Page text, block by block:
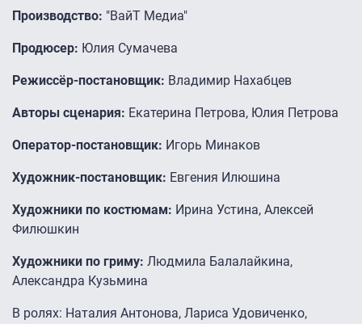
Производство: "ВайТ Медиа"
Продюсер: Юлия Сумачева
Режиссёр-постановщик: Владимир Нахабцев
Авторы сценария: Екатерина Петрова, Юлия Петрова
Оператор-постановщик: Игорь Минаков
Художник-постановщик: Евгения Илюшина
Художники по костюмам: Ирина Устина, Алексей
Филюшкин
Художники по гриму: Людмила Балалайкина,
Александра Кузьмина
В ролях: Наталия Антонова, Лариса Удовиченко,